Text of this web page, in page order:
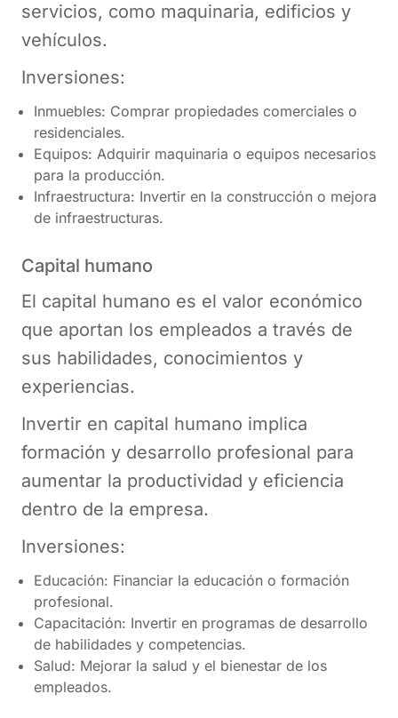
servicios, como maquinaria, edificios y
vehículos.
Inversiones:
Inmuebles: Comprar propiedades comerciales o
residenciales.
Equipos: Adquirir maquinaria o equipos necesarios
para la producción.
Infraestructura: Invertir en la construcción o mejora
de infraestructuras.
Capital humano
El capital humano es el valor económico
que aportan los empleados a través de
sus habilidades, conocimientos y
experiencias.
Invertir en capital humano implica
formación y desarrollo profesional para
aumentar la productividad y eficiencia
dentro de la empresa​.
Inversiones:
Educación: Financiar la educación o formación
profesional.
Capacitación: Invertir en programas de desarrollo
de habilidades y competencias.
Salud: Mejorar la salud y el bienestar de los
empleados.